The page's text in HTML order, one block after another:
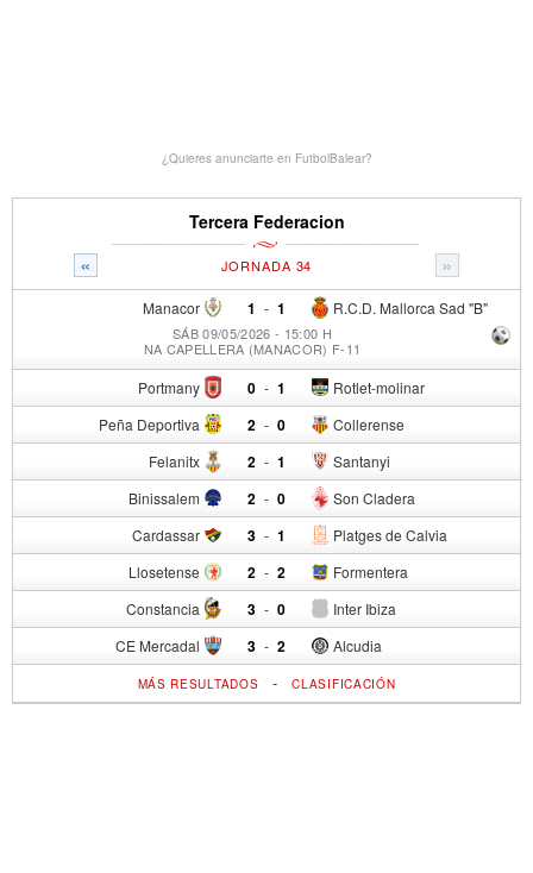
¿Quieres anunciarte en FutbolBalear?
Tercera Federacion
« »
JORNADA 34
Manacor 1 - R.C.D. Mallorca Sad "B"
1
SÁB 09/05/2026 - 15:00 H
NA CAPELLERA (MANACOR) F-11
Portmany 0 - Rotlet-molinar
1
Peña Deportiva 2 - Collerense
0
Felanitx 2 - Santanyi
1
Binissalem 2 - Son Cladera
0
Cardassar 3 - Platges de Calvia
1
Llosetense 2 - Formentera
2
Constancia 3 - Inter Ibiza
0
CE Mercadal 3 - Alcudia
2
MÁS RESULTADOS -CLASIFICACIÓN